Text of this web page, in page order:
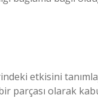
etkisini
parçası olarak